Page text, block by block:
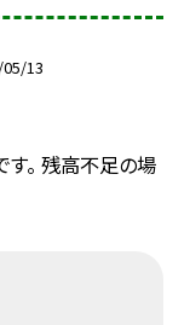
13
す。 残高不足の場